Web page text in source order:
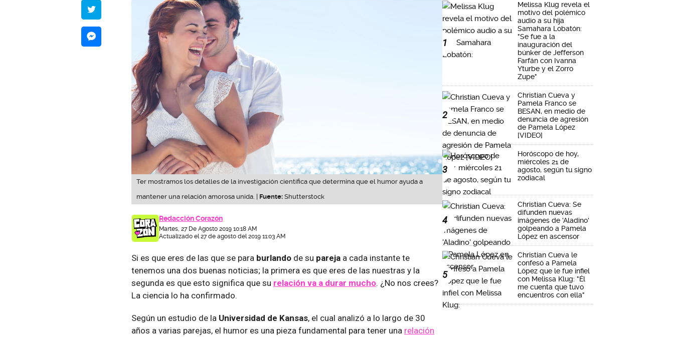
Ter mostramos los detalles de la investigación científica que determina que el humor ayuda a
mantener una relación amorosa unida. | Fuente: Shutterstock
Redacción Corazón
Martes, 27 De Agosto 2019 10:18 AM
Actualizado el 27 de agosto del 2019 11:03 AM
Si es que eres de las que se para burlando de su pareja a cada instante te
tenemos una dos buenas noticias; la primera es que eres de las nuestras y la
segunda es que esto significa que su relación va a durar mucho. ¿No nos crees?
La ciencia lo ha confirmado.
Según un estudio de la Universidad de Kansas, el cual analizó a lo largo de 30
años a varias parejas, el humor es una pieza fundamental para tener una relación
1
Melissa Klug revela el
motivo del polémico
audio a su hija
Samahara Lobatón:
"Se fue a la
inauguración del
búnker de Jefferson
Farfán con Ivanna
Yturbe y el Zorro
Zupe"
2
Christian Cueva y
Pamela Franco se
BESAN, en medio de
denuncia de agresión
de Pamela López
[VIDEO]
3
Horóscopo de hoy,
miércoles 21 de
agosto, según tu signo
zodiacal
4
Christian Cueva: Se
difunden nuevas
imágenes de 'Aladino'
golpeando a Pamela
López en ascensor
5
Christian Cueva le
confesó a Pamela
López que le fue infiel
con Melissa Klug: "Él
me cuenta que tuvo
encuentros con ella"